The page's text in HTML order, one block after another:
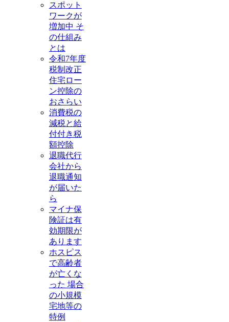
スポット
ワークが
増加中 そ
の仕組み
とは
令和7年度
税制改正
住宅ロー
ン控除の
おさらい
消費税の
減税と給
付付き税
額控除
退職代行
会社から
退職通知
が届いた
ら
マイナ保
険証は有
効期限が
あります
ホスピス
で高齢者
が亡くな
った 場合
の小規模
宅地等の
特例